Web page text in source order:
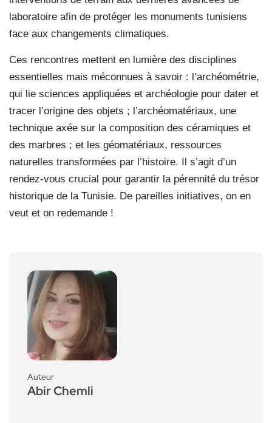
laboratoire afin de protéger les monuments tunisiens
face aux changements climatiques.
Ces rencontres mettent en lumière des disciplines
essentielles mais méconnues à savoir : l’archéométrie,
qui lie sciences appliquées et archéologie pour dater et
tracer l’origine des objets ; l’archéomatériaux, une
technique axée sur la composition des céramiques et
des marbres ; et les géomatériaux, ressources
naturelles transformées par l’histoire. Il s’agit d’un
rendez-vous crucial pour garantir la pérennité du trésor
historique de la Tunisie. De pareilles initiatives, on en
veut et on redemande !
Auteur
Abir Chemli